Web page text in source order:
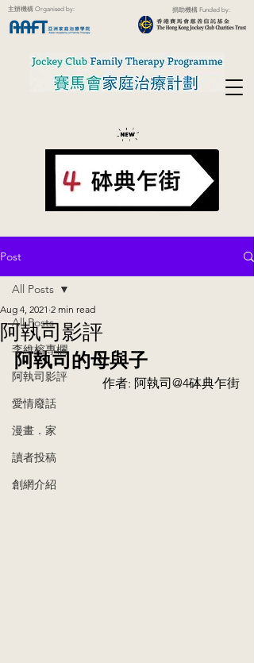
主辦機構 Organised by: 捐助機構 Funded by:
Post
All Posts
李維榕專欄
阿執司影評
愛情廢話
漫畫．家
讀者投稿
創網介紹
All Posts
阿執司影評
Aug 4, 2021 2 min read
阿執司的母與子
作者: 阿執司@4砵典乍街